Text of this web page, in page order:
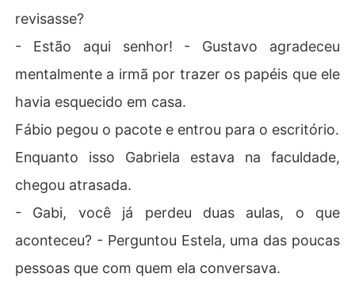
revisasse?
- Estão aqui senhor! - Gustavo agradeceu
mentalmente a irmã por trazer os papéis que ele
havia esquecido em casa.
Fábio pegou o pacote e entrou para o escritório.
Enquanto isso Gabriela estava na faculdade,
chegou atrasada.
- Gabi, você já perdeu duas aulas, o que
aconteceu? - Perguntou Estela, uma das poucas
pessoas que com quem ela conversava.